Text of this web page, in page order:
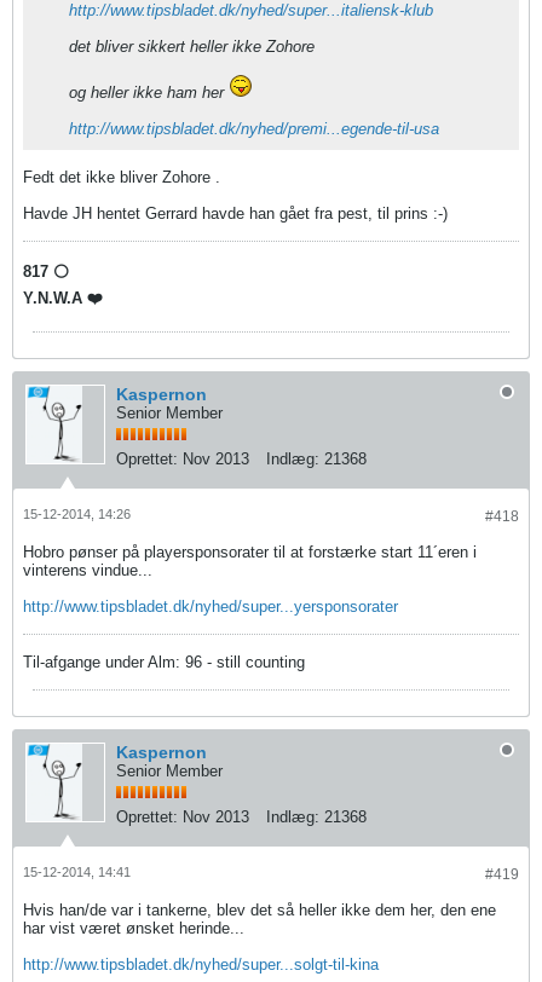
http://www.tipsbladet.dk/nyhed/super...italiensk-klub
det bliver sikkert heller ikke Zohore
og heller ikke ham her
http://www.tipsbladet.dk/nyhed/premi...egende-til-usa
Fedt det ikke bliver Zohore .
Havde JH hentet Gerrard havde han gået fra pest, til prins :-)
817 ⚪️
Y.N.W.A ❤️
Kaspernon
Senior Member
Oprettet: Nov 2013 Indlæg: 21368
#418
15-12-2014, 14:26
Hobro pønser på playersponsorater til at forstærke start 11´eren i
vinterens vindue...
http://www.tipsbladet.dk/nyhed/super...yersponsorater
Til-afgange under Alm: 96 - still counting
Kaspernon
Senior Member
Oprettet: Nov 2013 Indlæg: 21368
#419
15-12-2014, 14:41
Hvis han/de var i tankerne, blev det så heller ikke dem her, den ene
har vist været ønsket herinde...
http://www.tipsbladet.dk/nyhed/super...solgt-til-kina